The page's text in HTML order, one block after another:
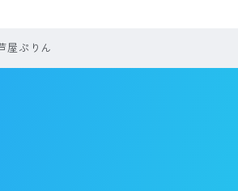
屋ぷりん